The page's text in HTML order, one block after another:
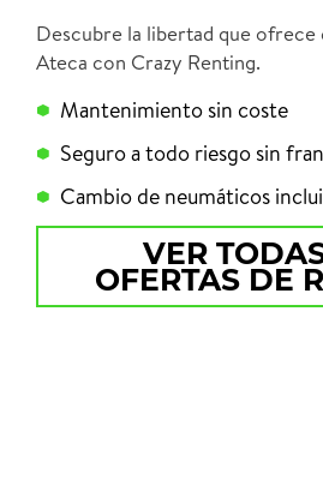
Descubre la libertad que
Ateca con Crazy Renting.
Mantenimiento sin coste
Seguro a todo riesgo sin
Cambio de neumáticos
VER
OFERTAS DE